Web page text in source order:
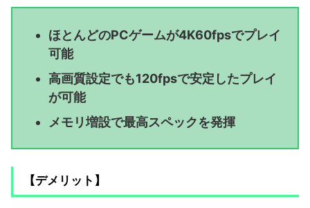
ほとんどのPCゲームが4K60fpsでプレイ
可能
高画質設定でも120fpsで安定したプレイ
が可能
メモリ増設で最高スペックを発揮
【デメリット】